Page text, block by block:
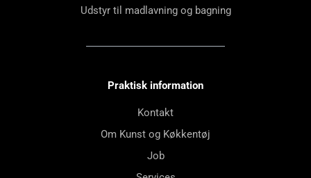
Udstyr til madlavning og bagning
Praktisk information
Kontakt
Om Kunst og Køkkentøj
Job